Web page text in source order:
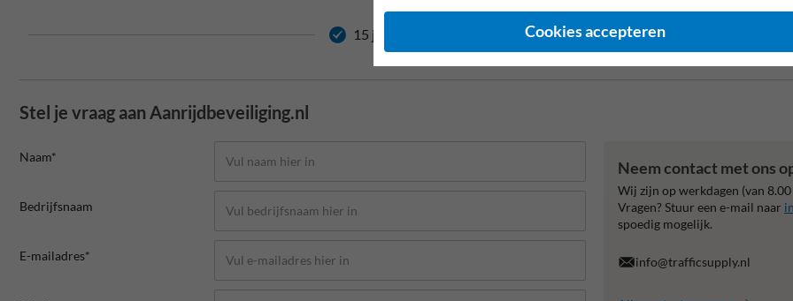
15 jaar garantie op reflecterende folie Anti-graffiti laminaat
Stel je vraag aan Aanrijdbeveiliging.nl
Naam*
Bedrijfsnaam
E-mailadres*
Neem contact met ons
Wij zijn op werkdagen (van
Vragen? Stuur een e-mail naar
spoedig mogelijk.
info@trafficsupply.nl
Cookies accepteren